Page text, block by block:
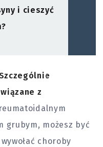
i cieszyć
z
grubym, możesz być
choroby